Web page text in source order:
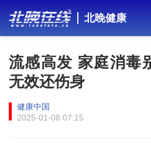
北晚健康
流感高发 家庭消毒
无效还伤身
健康中国
2025-01-08 07:15